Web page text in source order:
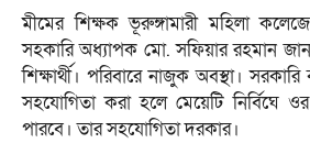
মীমের শিক্ষক ভূরুঙ্গামারী মহিলা
সহকারি অধ্যাপক মো. সফিয়ার রহমান
শিক্ষার্থী। পরিবারে নাজুক অবস্থা।
সহযোগিতা করা হলে মেয়েটি নির্বিঘে
পারবে। তার সহযোগিতা দরকার।